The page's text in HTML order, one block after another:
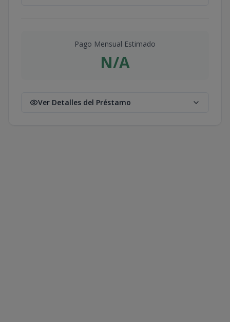
Pago Mensual Estimado
N/A
Ver Detalles del Préstamo